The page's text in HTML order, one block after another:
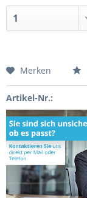
Merken
Artikel-Nr.: